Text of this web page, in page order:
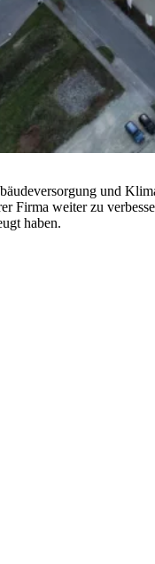
und
Firma weiter zu
haben.